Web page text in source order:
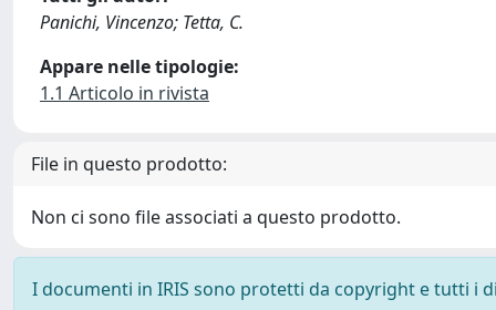
Panichi, Vincenzo; Tetta, C.
Appare nelle tipologie:
1.1 Articolo in rivista
File in questo prodotto:
Non ci sono file associati a questo prodotto.
I documenti in IRIS sono protetti da copyright e tutti i